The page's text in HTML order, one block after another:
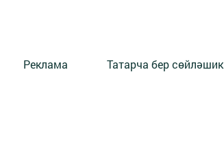
Реклама Татарча бер сөйләшик